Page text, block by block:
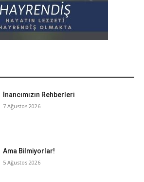
İnancımızın Rehberleri
7 Ağustos 2026
Ama Bilmiyorlar!
5 Ağustos 2026